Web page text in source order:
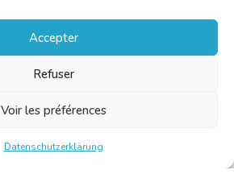
Accepter
Refuser
Voir les préférences
Datenschutzerklärung